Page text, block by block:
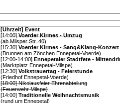
[Uhrzeit] Event
[14:00]Voerder Kirmes - Umzug
(ab Milsper Str. 40)
[15:30]Voerder Kirmes - Sang&Klang-Konzert
(Brunnen am Zönchen Ennepetal-Voerde)
[12:00-14:00] Ennepetaler Stadtfete -
(Marktplatz Ennepetal-Milspe)
[12:30]Volkstrauertag - Feierstunde
(Friedhof Ennepetal-Voerde)
[18:00] Nikolausfeier Ehrenabteilung
(Feuerwehr Milspe)
[14:00]Traditionelle Weihnachtsmusik
(rund um Ennepetal)